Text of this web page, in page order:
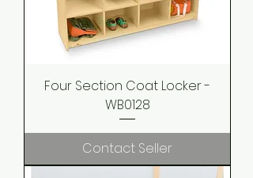
Four Section Coat Locker -
WB0128
Contact Seller